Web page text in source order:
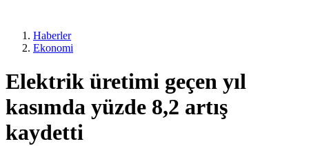
Haberler
Ekonomi
Elektrik üretimi geçen yıl
kasımda yüzde 8,2 artış
kaydetti